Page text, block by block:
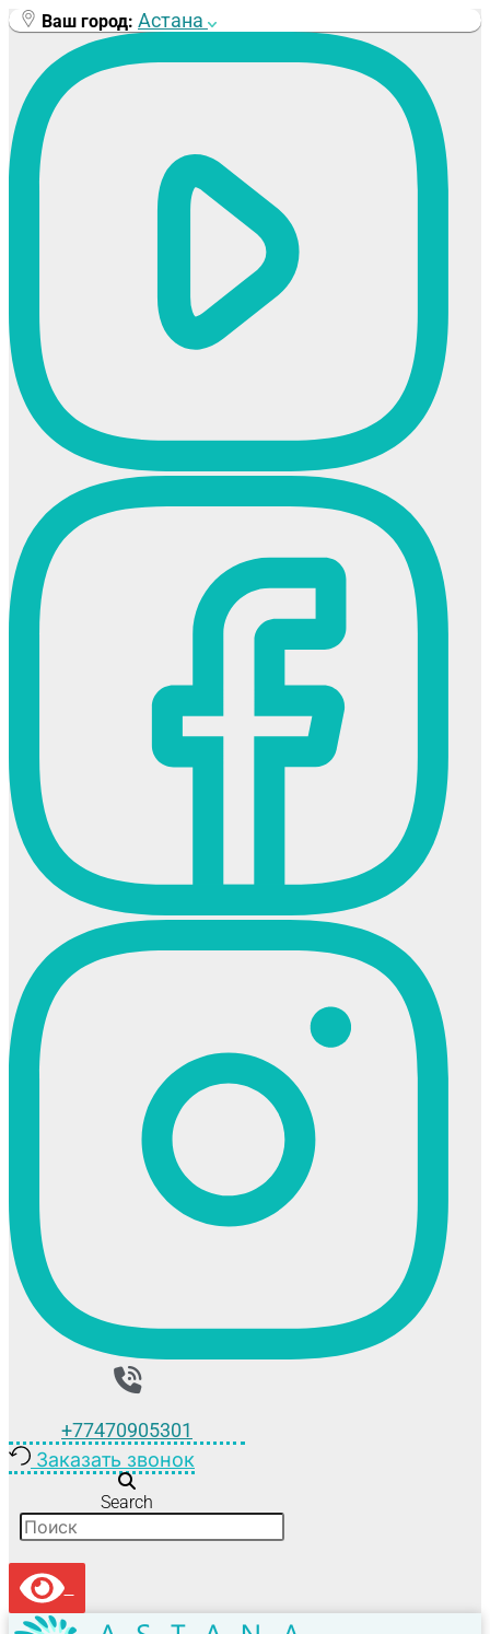
Перейти
содержимому
Ваш город: Астана
+77470905301
Заказать звонок
Search